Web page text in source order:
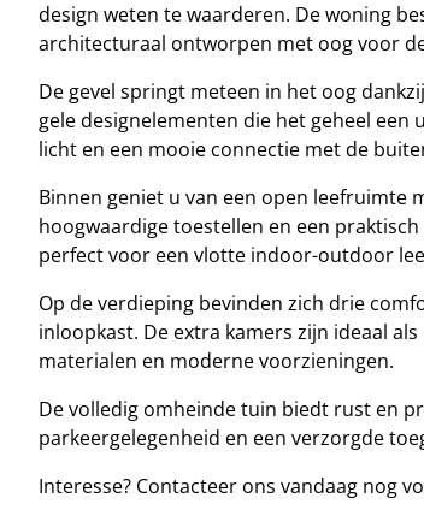
design weten te waarderen. De woning
architecturaal ontworpen met oog voor
De gevel springt meteen in het oog
gele designelementen die het geheel
licht en een mooie connectie met de
Binnen geniet u van een open leefruimte
hoogwaardige toestellen en een
perfect voor een vlotte indoor-outdoor
Op de verdieping bevinden zich drie
inloopkast. De extra kamers zijn ideaal
materialen en moderne voorzieningen.
De volledig omheinde tuin biedt rust en
parkeergelegenheid en een verzorgde
Interesse? Contacteer ons vandaag nog